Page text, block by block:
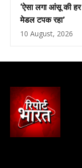
‘ऐसा लगा आंसू की
मेडल टपक रहा’
10 August, 2026